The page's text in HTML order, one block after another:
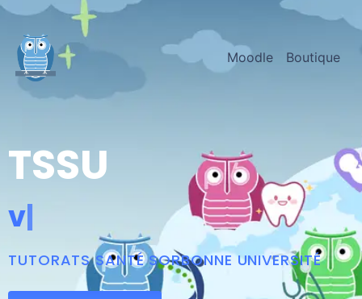
Moodle Boutique
TSSU
ve
TUTORATS SANTÉ SORBONNE UNIVERSITÉ